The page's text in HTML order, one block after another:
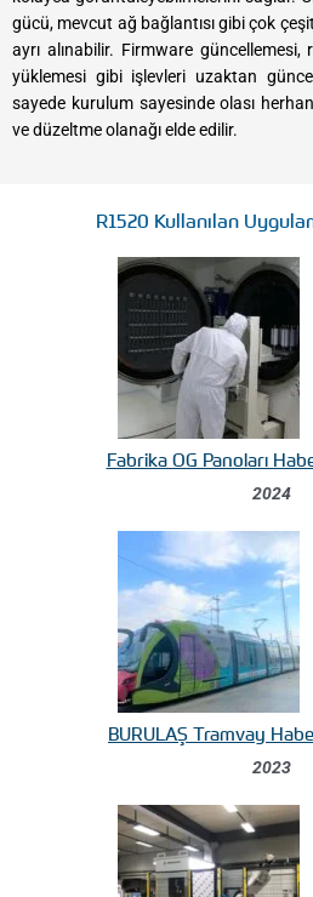
gücü, mevcut ağ bağlantısı gibi çok
ayrı alınabilir. Firmware güncellemesi,
yüklemesi gibi işlevleri uzaktan
sayede kurulum sayesinde olası
ve düzeltme olanağı elde edilir.
R1520 Kullanılan
Fabrika OG Panoları
2024
BURULAŞ Tramvay
2023